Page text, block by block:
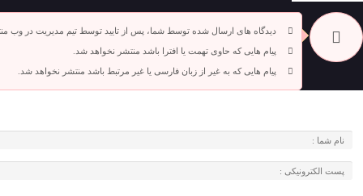
دیدگاه های ارسال شده توسط شما، پس از تایید توسط تیم مدیریت در وب
پیام هایی که حاوی تهمت یا افترا باشد منتشر نخواهد شد.
پیام هایی که به غیر از زبان فارسی یا غیر مرتبط باشد منتشر نخواهد شد.